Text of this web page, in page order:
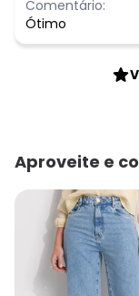
Comentário:
Ótimo
Aproveite e